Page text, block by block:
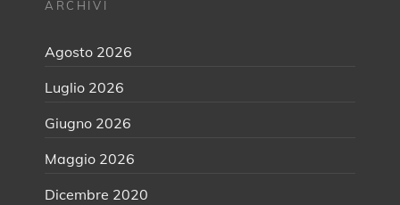
ARCHIVI
Agosto 2026
Luglio 2026
Giugno 2026
Maggio 2026
Dicembre 2020